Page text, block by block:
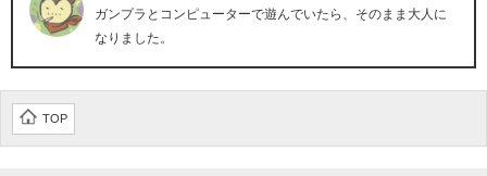
ガンプラとコンピューターで遊んでいたら、そのまま大人に
なりました。
TOP